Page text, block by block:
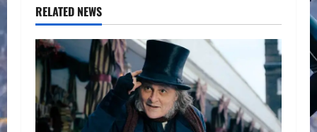
RELATED NEWS